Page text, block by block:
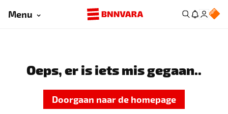
Menu
Oeps, er is iets mis gegaan..
Doorgaan naar de homepage